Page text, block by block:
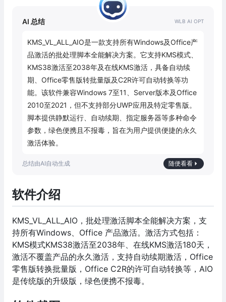
AI 总结
KMS_VL_ALL_AIO是一款支持所有Windows及Office产
品激活的批处理脚本全能解决方案。它支持KMS模式、
KMS38激活至2038年及在线KMS激活，具备自动续
期、Office零售版转批量版及C2R许可自动转换等功
能。该软件兼容Windows 7至11、Server版本及Office
2010至2021，但不支持部分UWP应用及特定零售版。
脚本提供静默运行、自动续期、指定服务器等多种命令
参数，绿色便携且不报毒，旨在为用户提供便捷的永久
激活体验。
随便看看
软件介绍
KMS_VL_ALL_AIO，批处理激活脚本全能解决方案，支
持所有Windows、Office 产品激活。激活方式包括：
KMS模式KMS38激活至2038年、在线KMS激活180天，
激活不覆盖产品的永久激活，支持自动续期激活，Office
零售版转换批量版，Office C2R的许可自动转换等，AIO
是传统版的升级版，绿色便携不报毒。